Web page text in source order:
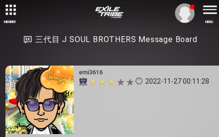
MEMBER MENU
三代目 J SOUL BROTHERS Message Board
emi3616
2022-11-27 00:11:28